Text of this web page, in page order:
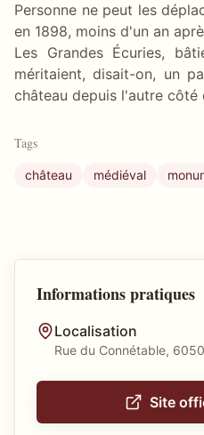
Personne ne peut les
en 1898, moins d'un an
Les Grandes Écuries,
méritaient, disait-on, un
château depuis l'autre côté
Tags
château médiéval
Informations pratiques
Localisation
Rue du Connétable,
Site